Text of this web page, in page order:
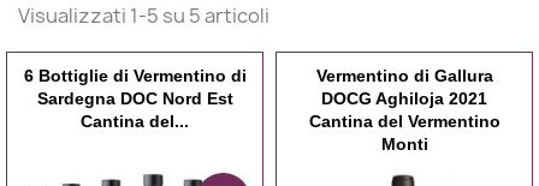
La barricaia caratterizzata dal portale, di chiara origine
aragonese marchio logo della Cantina, realizzato in granito
accoglie i visitatori che vogliano conoscere l’evoluzione in
botti o tonneau, 2500-500 litri e l’affinamento in bottiglia dei
Visualizzati 1-5 su 5 articoli
6 Bottiglie di Vermentino di
Sardegna DOC Nord Est
Cantina del...
Vermentino di Gallura
DOCG Aghiloja 2021
Cantina del Vermentino
Monti